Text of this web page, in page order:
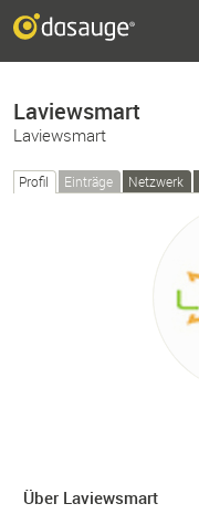
Laviewsmart
Laviewsmart
Profil Einträge Netzwerk
Über Laviewsmart